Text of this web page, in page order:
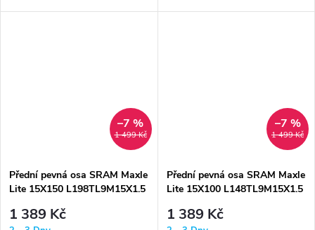
1 499 Kč
–7 %
Přední pevná osa SRAM Maxle
Lite 15X150 L198TL9M15X1.5
1 389 Kč
1 499 Kč
–7 %
Přední pevná osa SRAM Maxle
Lite 15X100 L148TL9M15X1.5
1 389 Kč